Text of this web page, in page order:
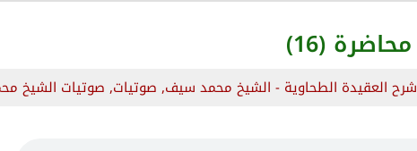
شرح العقيدة الطحاوية - الشيخ محمد سيف, صوتيات, صوتيات الشيخ